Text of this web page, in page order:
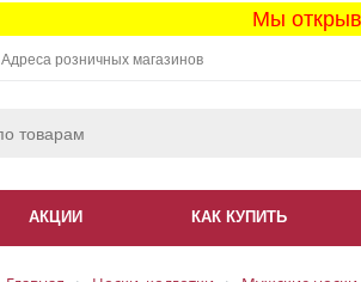
Мы
Адреса розничных магазинов
АКЦИИ КАК КУПИТЬ